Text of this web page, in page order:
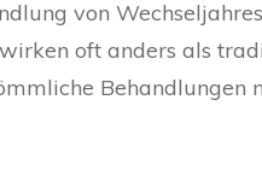
von
oft anders als
Behandlungen